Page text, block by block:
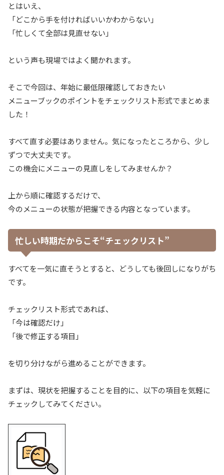
とはいえ、
「どこから手を付ければいいかわからない」
「忙しくて全部は見直せない」
という声も現場ではよく聞かれます。
そこで今回は、年始に最低限確認しておきたい
メニューブックのポイントをチェックリスト形式でまとめま
した！
すべて直す必要はありません。気になったところから、少し
ずつで大丈夫です。
この機会にメニューの見直しをしてみませんか？
上から順に確認するだけで、
今のメニューの状態が把握できる内容となっています。
忙しい時期だからこそ“チェックリスト”
すべてを一気に直そうとすると、どうしても後回しになりがち
です。
チェックリスト形式であれば、
「今は確認だけ」
「後で修正する項目」
を切り分けながら進めることができます。
まずは、現状を把握することを目的に、以下の項目を気軽に
チェックしてみてください。